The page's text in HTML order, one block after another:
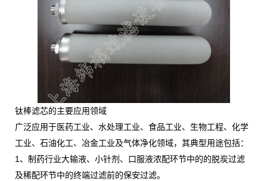
钛棒滤芯的主要应用领域
广泛应用于医药工业、水处理工业、食品工业、生物工程、化学
工业、石油化工、冶金工业及气体净化领域，其典型用途包括：
1、制药行业大输液、小针剂、口服液浓配环节中的的脱炭过滤
及稀配环节中的终端过滤前的保安过滤。